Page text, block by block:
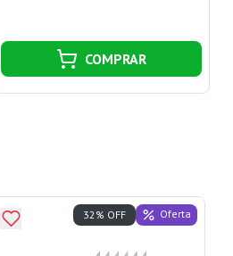
COMPRAR
32% OFF Oferta